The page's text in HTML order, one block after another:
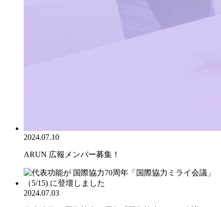
2024.07.10
ARUN 広報メンバー募集！
2024.07.03